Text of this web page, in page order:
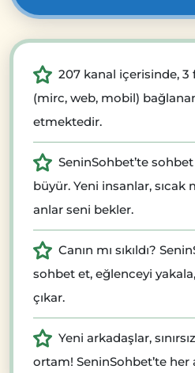
207 kanal içerisinde, 3
(mirc, web, mobil)
etmektedir.
SeninSohbet’te
büyür. Yeni insanlar, sıcak
anlar seni bekler.
Canın mı sıkıldı?
sohbet et, eğlenceyi yakala,
çıkar.
Yeni arkadaşlar,
ortam! SeninSohbet’te